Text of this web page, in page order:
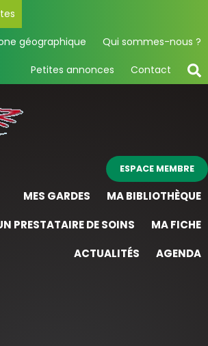
géographique Qui sommes-nous ?
Petites annonces Contact
ESPACE MEMBRE
MES GARDES
MA BIBLIOTHÈQUE
PRESTATAIRE DE SOINS
MA FICHE
ACTUALITÉS
AGENDA